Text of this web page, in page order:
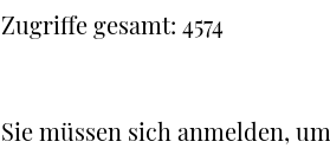
Zugriffe gesamt: 4574
Sie müssen sich anmelden,